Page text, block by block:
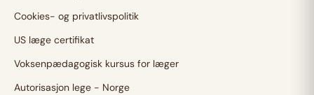
Cookies- og privatlivspolitik
US læge certifikat
Voksenpædagogisk kursus for læger
Autorisasjon lege - Norge